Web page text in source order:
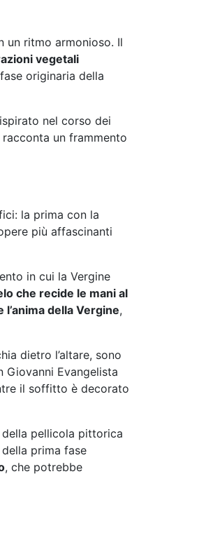
un ritmo armonioso. Il
vegetali
originaria della
nel corso dei
un frammento
la prima con la
più affascinanti
in cui la Vergine
che recide le mani al
della Vergine,
dietro l’altare, sono
Giovanni Evangelista
il soffitto è decorato
pellicola pittorica
prima fase
, che potrebbe